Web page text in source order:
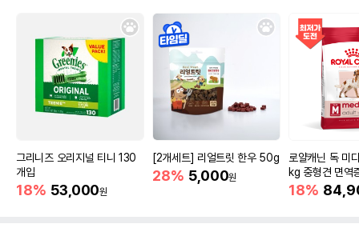
그리니즈 오리지널 티니 130
개입
18% 53,000원
[2개세트] 리얼트릿 한우 50g
28% 5,000원
로얄캐닌 독 미
kg 중형견 면역
18%